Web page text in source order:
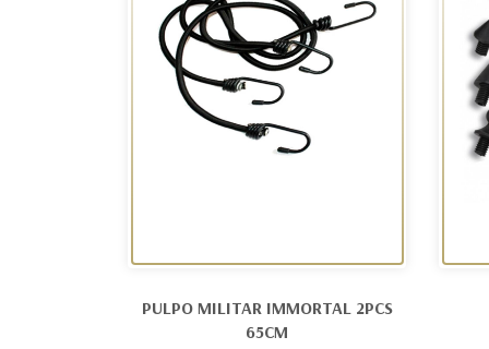
PULPO MILITAR IMMORTAL 2PCS
65CM